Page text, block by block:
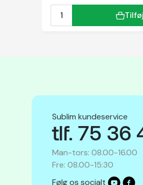
Tilføj
Sublim kundeservice
tlf. 75 36
Man-tors: 08.00-16.00
Fre: 08.00-15:30
Følg os socialt